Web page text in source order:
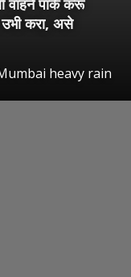
उभी करा, असे
heavy rain